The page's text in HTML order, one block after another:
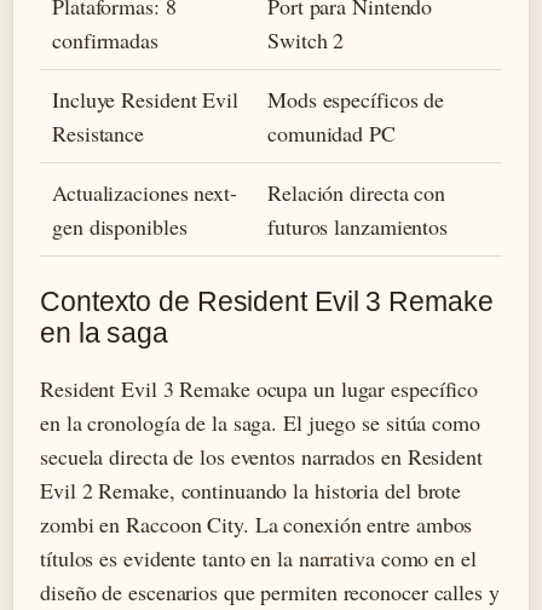
Plataformas: 8
confirmadas
Port para Nintendo
Switch 2
Incluye Resident Evil
Resistance
Mods específicos de
comunidad PC
Actualizaciones next-
gen disponibles
Relación directa con
futuros lanzamientos
Contexto de Resident Evil 3 Remake
en la saga
Resident Evil 3 Remake ocupa un lugar específico
en la cronología de la saga. El juego se sitúa como
secuela directa de los eventos narrados en Resident
Evil 2 Remake, continuando la historia del brote
zombi en Raccoon City. La conexión entre ambos
títulos es evidente tanto en la narrativa como en el
diseño de escenarios que permiten reconocer calles y